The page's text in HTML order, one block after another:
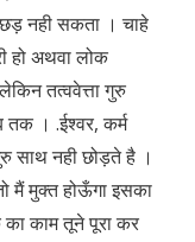
नही सकता । चाहे
हो अथवा लोक
तत्ववेत्ता गुरु
तक । .ईश्वर, कर्म
साथ नही छोड़ते है ।
मैं मुक्त होऊँगा इसका
का काम तूने पूरा कर